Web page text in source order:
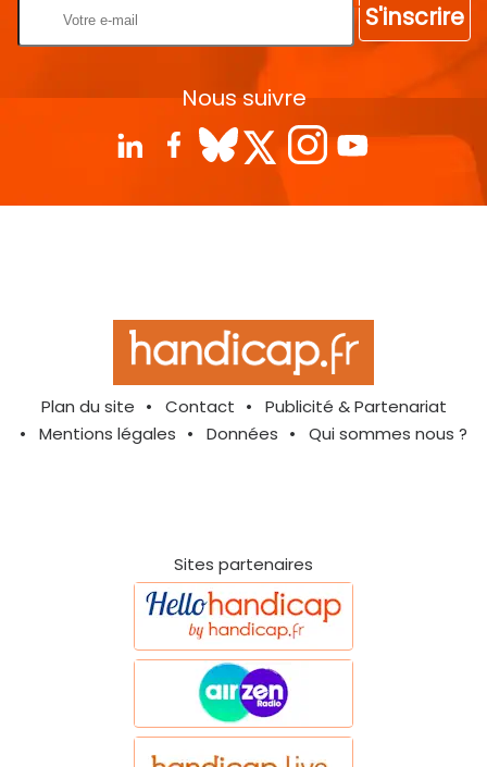
S'inscrire
Nous suivre
Plan du site Contact
Publicité & Partenariat
Mentions légales
Données Qui sommes nous ?
Sites partenaires